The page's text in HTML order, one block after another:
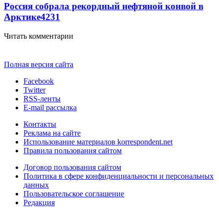
Россия собрала рекордный нефтяной конвой в
Арктике4231
Читать комментарии
Полная версия сайта
Facebook
Twitter
RSS-ленты
E-mail рассылка
Контакты
Реклама на сайте
Использование материалов korrespondent.net
Правила пользования сайтом
Договор пользования сайтом
Политика в сфере конфиденциальности и персональных
данных
Пользовательское соглашение
Редакция